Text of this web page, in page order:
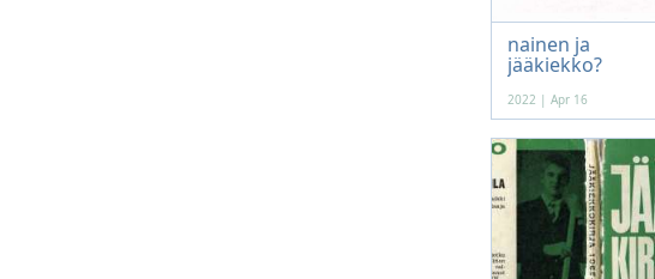
nainen ja
jääkiekko?
2022 | Apr 16